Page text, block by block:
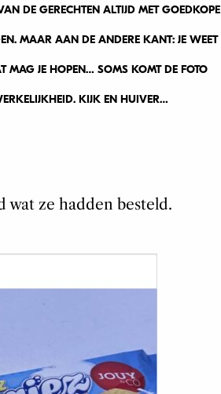
DE GERECHTEN ALTIJD MET GOEDKOPE
MAAR AAN DE ANDERE KANT: JE WEET
MAG JE HOPEN… SOMS KOMT DE FOTO
KIJK EN HUIVER…
wat ze hadden besteld.